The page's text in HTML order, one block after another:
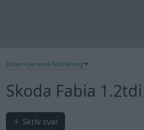
Index>Generell felsökning
Skoda Fabia
Skriv svar